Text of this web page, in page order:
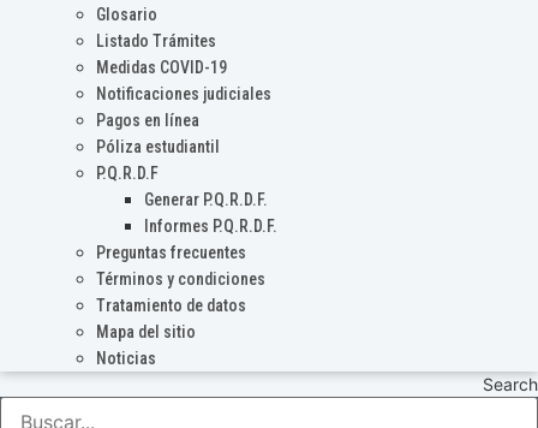
Glosario
Listado Trámites
Medidas COVID-19
Notificaciones judiciales
Pagos en línea
Póliza estudiantil
P.Q.R.D.F
Generar P.Q.R.D.F.
Informes P.Q.R.D.F.
Preguntas frecuentes
Términos y condiciones
Tratamiento de datos
Mapa del sitio
Noticias
Search